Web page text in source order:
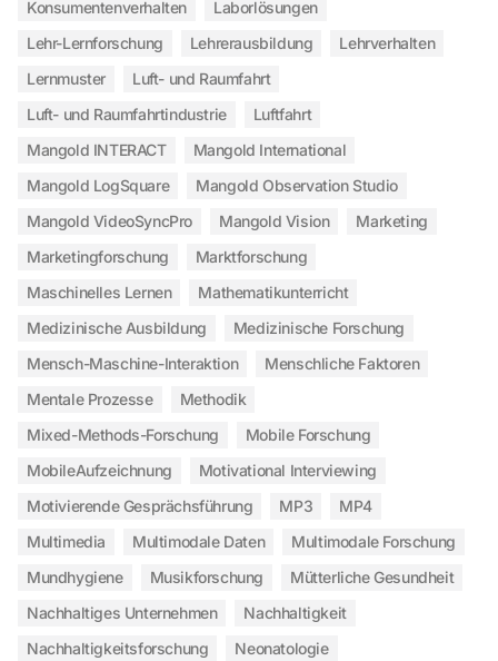
Konsumentenverhalten
Laborlösungen
Lehr-Lernforschung
Lehrerausbildung
Lehrverhalten
Lernmuster
Luft- und Raumfahrt
Luft- und Raumfahrtindustrie
Luftfahrt
Mangold INTERACT
Mangold International
Mangold LogSquare
Mangold Observation Studio
Mangold VideoSyncPro
Mangold Vision
Marketing
Marketingforschung
Marktforschung
Maschinelles Lernen
Mathematikunterricht
Medizinische Ausbildung
Medizinische Forschung
Mensch-Maschine-Interaktion
Menschliche Faktoren
Mentale Prozesse
Methodik
Mixed-Methods-Forschung
Mobile Forschung
MobileAufzeichnung
Motivational Interviewing
Motivierende Gesprächsführung
MP3
MP4
Multimedia
Multimodale Daten
Multimodale Forschung
Mundhygiene
Musikforschung
Mütterliche Gesundheit
Nachhaltiges Unternehmen
Nachhaltigkeit
Nachhaltigkeitsforschung
Neonatologie